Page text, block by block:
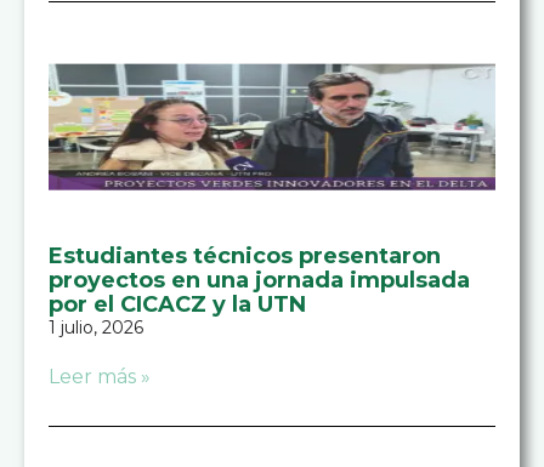
Estudiantes técnicos presentaron
proyectos en una jornada impulsada
por el CICACZ y la UTN
1 julio, 2026
Leer más »